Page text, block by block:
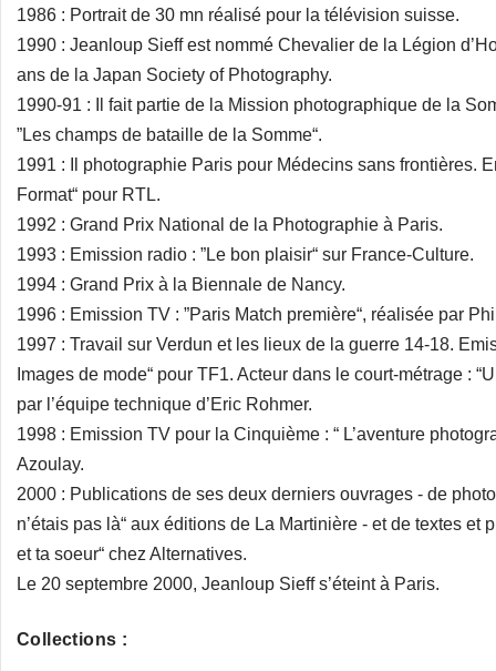
1986 : Portrait de 30 mn réalisé pour la télévision suisse.
1990 : Jeanloup Sieff est nommé Chevalier de la Légion
ans de la Japan Society of Photography.
1990-91 : Il fait partie de la Mission photographique de la
”Les champs de bataille de la Somme“.
1991 : Il photographie Paris pour Médecins sans frontières.
Format“ pour RTL.
1992 : Grand Prix National de la Photographie à Paris.
1993 : Emission radio : ”Le bon plaisir“ sur France-Culture.
1994 : Grand Prix à la Biennale de Nancy.
1996 : Emission TV : ”Paris Match première“, réalisée par
1997 : Travail sur Verdun et les lieux de la guerre 14-18.
Images de mode“ pour TF1. Acteur dans le court-métrage :
par l’équipe technique d’Eric Rohmer.
1998 : Emission TV pour la Cinquième : “ L’aventure
Azoulay.
2000 : Publications de ses deux derniers ouvrages - de
n’étais pas là“ aux éditions de La Martinière - et de textes et
et ta soeur“ chez Alternatives.
Le 20 septembre 2000, Jeanloup Sieff s’éteint à Paris.
Collections :